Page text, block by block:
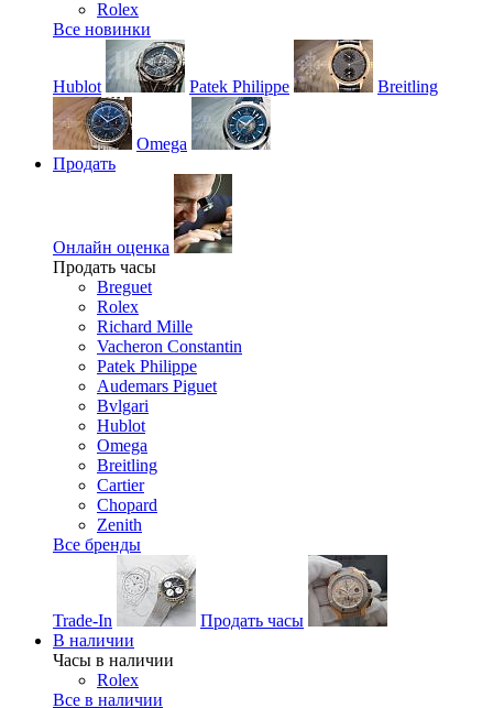
Rolex
Все новинки
Hublot Patek Philippe Breitling
Omega
Продать
Онлайн оценка
Продать часы
Breguet
Rolex
Richard Mille
Vacheron Constantin
Patek Philippe
Audemars Piguet
Bvlgari
Hublot
Omega
Breitling
Cartier
Chopard
Zenith
Все бренды
Trade-In
Продать часы
В наличии
Часы в наличии
Rolex
Все в наличии